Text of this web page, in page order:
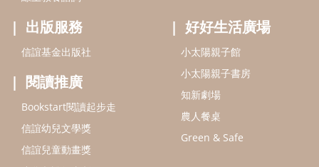
service@hsin-yi.org.tw
信誼好好育兒
小太陽親子書房
(02)2396-5305轉2345 (週一～週五 9:00～18:00)
認識信誼 合作洽談 智慧財產權聲明
本網站建議使用IE9(含以上)或 Google Chrome 版本瀏覽器
信誼基金會/上誼文化實業股份有限公司 版權所有 ©